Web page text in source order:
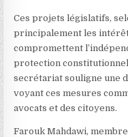
Ces projets législatifs,
principalement les
compromettent
protection
secrétariat souligne une
voyant ces mesures
avocats et des citoyens.
Farouk Mahdawi,